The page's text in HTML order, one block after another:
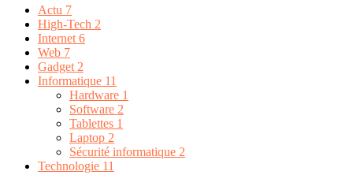
Actu 7
High-Tech 2
Internet 6
Web 7
Gadget 2
Informatique 11
Hardware 1
Software 2
Tablettes 1
Laptop 2
Sécurité informatique 2
Technologie 11